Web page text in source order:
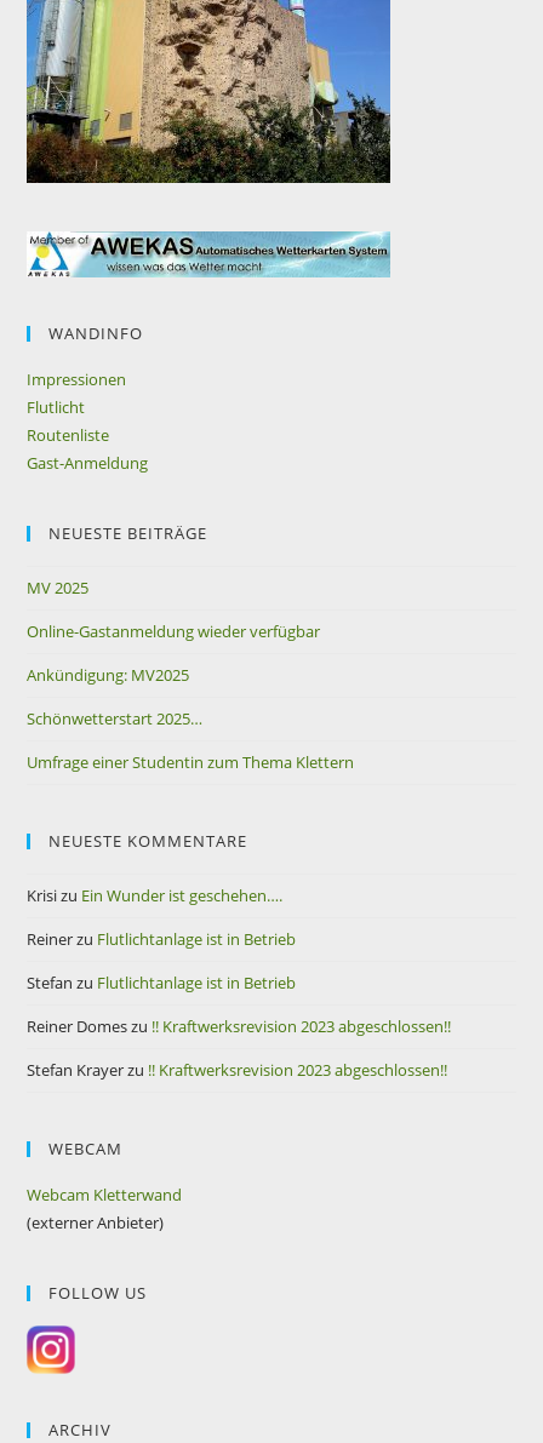
WANDINFO
Impressionen
Flutlicht
Routenliste
Gast-Anmeldung
NEUESTE BEITRÄGE
MV 2025
Online-Gastanmeldung wieder verfügbar
Ankündigung: MV2025
Schönwetterstart 2025…
Umfrage einer Studentin zum Thema Klettern
NEUESTE KOMMENTARE
Krisizu Ein Wunder ist geschehen….
Reinerzu Flutlichtanlage ist in Betrieb
Stefan zu Flutlichtanlage ist in Betrieb
Reiner Domeszu !! Kraftwerksrevision 2023 abgeschlossen!!
Stefan Krayerzu !! Kraftwerksrevision 2023 abgeschlossen!!
WEBCAM
Webcam Kletterwand
(externer Anbieter)
FOLLOW US
ARCHIV